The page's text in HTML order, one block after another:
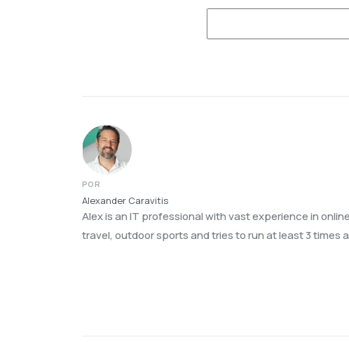
POR
Alexander Caravitis
Alex is an IT professional with vast experience in
travel, outdoor sports and tries to run at least 3 times